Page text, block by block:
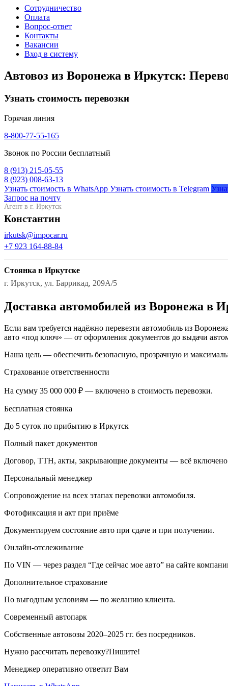
Сотрудничество
Оплата
Вопрос-ответ
Контакты
Вакансии
Вход в систему
Автовоз из Воронежа в Иркутск:
Узнать стоимость перевозки
Горячая линия
8-800-77-55-165
Звонок по России бесплатный
8 (913) 215-05-55
8 (923) 008-63-13
Узнать стоимость в WhatsApp Узнать стоимость в Telegram
Запрос на почту
Агент в г. Иркутск
Константин
irkutsk@impocar.ru
+7 923 164-88-84
Стоянка в Иркутске
г. Иркутск, ул. Баррикад, 209А/5
Доставка автомобилей из Воронежа в
Если вам требуется надёжно перевезти автомобиль из
авто «под ключ» — от оформления документов до выдачи
Наша цель — обеспечить безопасную, прозрачную и
Страхование ответственности
На сумму 35 000 000 ₽ — включено в стоимость перевозки.
Бесплатная стоянка
До 5 суток по прибытию в Иркутск
Полный пакет документов
Договор, ТТН, акты, закрывающие документы — всё
Персональный менеджер
Сопровождение на всех этапах перевозки автомобиля.
Фотофиксация и акт при приёме
Документируем состояние авто при сдаче и при получении.
Онлайн-отслеживание
По VIN — через раздел “Где сейчас мое авто” на сайте
Дополнительное страхование
По выгодным условиям — по желанию клиента.
Современный автопарк
Собственные автовозы 2020–2025 гг. без посредников.
Нужно рассчитать перевозку?Пишите!
Менеджер оперативно ответит Вам